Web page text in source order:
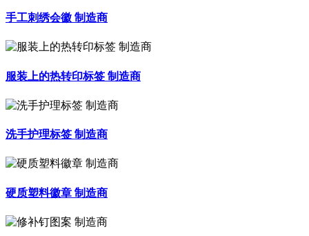
手工刺绣会徽 制造商
服装上的热转印标签 制造商
洗手护理标签 制造商
硬质塑料徽章 制造商